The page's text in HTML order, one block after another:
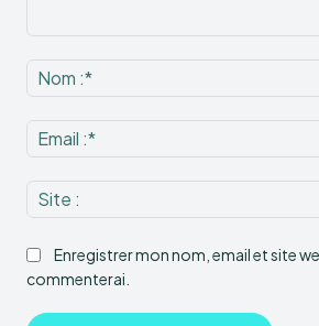
Enregistrer mon nom, email et site
commenterai.